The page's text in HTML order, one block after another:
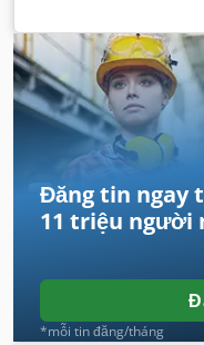
Đăng tin ngay
11 triệu người
*mỗi tin đăng/tháng